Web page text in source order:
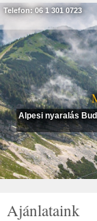
Alpesi nyaralás
Telefon: 06 1 301 0723
Ajánlataink